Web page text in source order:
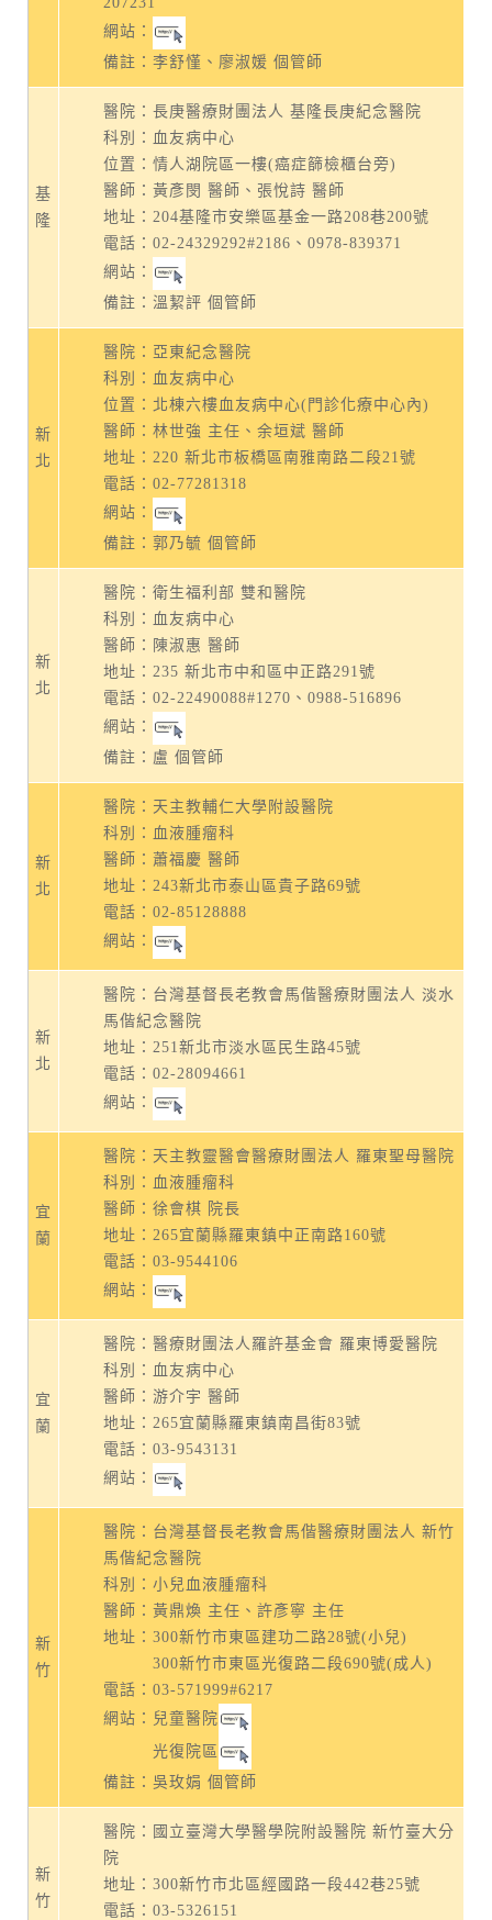
網站：
備註：李舒慬、廖淑媛 個管師
基
隆
醫院：長庚醫療財團法人 基隆長庚紀念醫院
科別：血友病中心
位置：情人湖院區一樓(癌症篩檢櫃台旁)
醫師：黃彥閔 醫師、張悅詩 醫師
地址： 204基隆市安樂區基金一路208巷200號
電話： 02-24329292#2186 、 0978-839371
網站：
備註：溫絜評 個管師
新
北
醫院：亞東紀念醫院
科別：血友病中心
位置：北棟六樓血友病中心(門診化療中心內)
醫師：林世強 主任、余垣斌 醫師
地址： 220 新北市板橋區南雅南路二段21號
電話： 02-77281318
網站：
備註：郭乃毓 個管師
新
北
醫院：衛生福利部 雙和醫院
科別：血友病中心
醫師：陳淑惠 醫師
地址： 235 新北市中和區中正路291號
電話： 02-22490088#1270 、 0988-516896
網站：
備註：盧 個管師
新
北
醫院：天主教輔仁大學附設醫院
科別：血液腫瘤科
醫師：蕭福慶 醫師
地址： 243新北市泰山區貴子路69號
電話： 02-85128888
網站：
新
北
醫院：台灣基督長老教會馬偕醫療財團法人 淡水
馬偕紀念醫院
地址： 251新北市淡水區民生路45號
電話： 02-28094661
網站：
宜
蘭
醫院：天主教靈醫會醫療財團法人 羅東聖母醫院
科別：血液腫瘤科
醫師：徐會棋 院長
地址： 265宜蘭縣羅東鎮中正南路160號
電話： 03-9544106
網站：
宜
蘭
醫院：醫療財團法人羅許基金會 羅東博愛醫院
科別：血友病中心
醫師：游介宇 醫師
地址： 265宜蘭縣羅東鎮南昌街83號
電話： 03-9543131
網站：
新
竹
醫院：台灣基督長老教會馬偕醫療財團法人 新竹
馬偕紀念醫院
科別：小兒血液腫瘤科
醫師：黃鼎煥 主任、許彥寧 主任
地址： 300新竹市東區建功二路28號(小兒)
300新竹市東區光復路二段690號(成人)
電話： 03-571999#6217
網站：兒童醫院
光復院區
備註：吳玫娟 個管師
新
竹
醫院：國立臺灣大學醫學院附設醫院 新竹臺大分
院
地址： 300新竹市北區經國路一段442巷25號
電話： 03-5326151